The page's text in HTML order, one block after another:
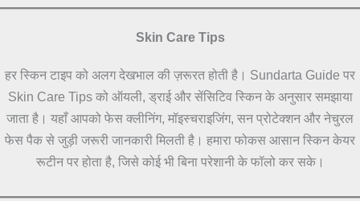
Skin Care Tips
हर स्किन टाइप को अलग देखभाल की ज़रूरत होती है। Sundarta Guide पर
Skin Care Tips को ऑयली, ड्राई और सेंसिटिव स्किन के अनुसार समझाया
जाता है। यहाँ आपको फेस क्लीनिंग, मॉइस्चराइजिंग, सन प्रोटेक्शन और नेचुरल
फेस पैक से जुड़ी जरूरी जानकारी मिलती है। हमारा फोकस आसान स्किन केयर
रूटीन पर होता है, जिसे कोई भी बिना परेशानी के फॉलो कर सके।